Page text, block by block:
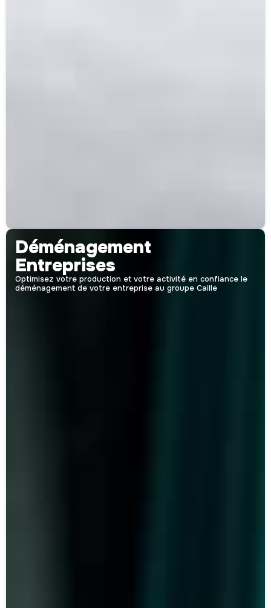
Déménagement
Entreprises
Optimisez votre production et votre activité en confiance le
déménagement de votre entreprise au groupe Caille